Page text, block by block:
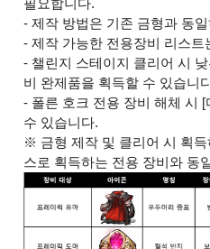
필요합니다.
- 제작 방법은 기존 금형과 동
- 제작 가능한 전용장비 리스트
- 챌린지 스테이지 클리어 시
비 완제품을 획득할 수 있습니
- 폴른 호크 전용 장비 해체 시
수 있습니다.
※ 금형 제작 및 클리어 시 획득
스로 획득하는 전용 장비와 동